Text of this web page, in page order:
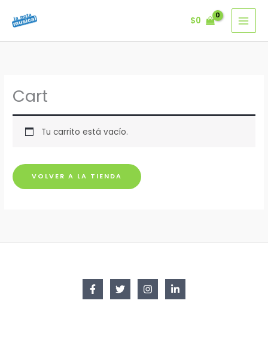
$0
Cart
Tu carrito está vacío.
VOLVER A LA TIENDA